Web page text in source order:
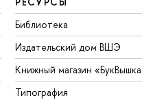
Библиотека
Издательский дом ВШЭ
Книжный магазин
Типография